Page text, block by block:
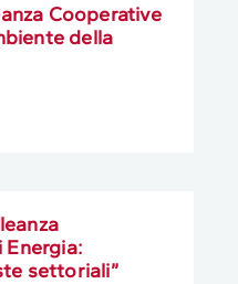
Cooperative
della
Energia:
settoriali”